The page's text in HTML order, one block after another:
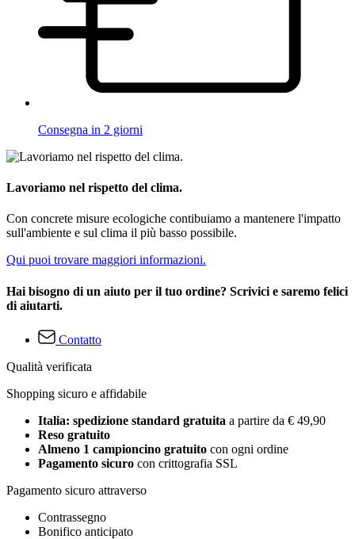
Consegna in 2 giorni
Lavoriamo nel rispetto del clima.
Con concrete misure ecologiche contibuiamo a mantenere l'impatto
sull'ambiente e sul clima il più basso possibile.
Qui puoi trovare maggiori informazioni.
Hai bisogno di un aiuto per il tuo ordine? Scrivici e saremo felici
di aiutarti.
Contatto
Qualità verificata
Shopping sicuro e affidabile
Italia: spedizione standard gratuita a partire da € 49,90
Reso gratuito
Almeno 1 campioncino gratuito con ogni ordine
Pagamento sicuro con crittografia SSL
Pagamento sicuro attraverso
Contrassegno
Bonifico anticipato